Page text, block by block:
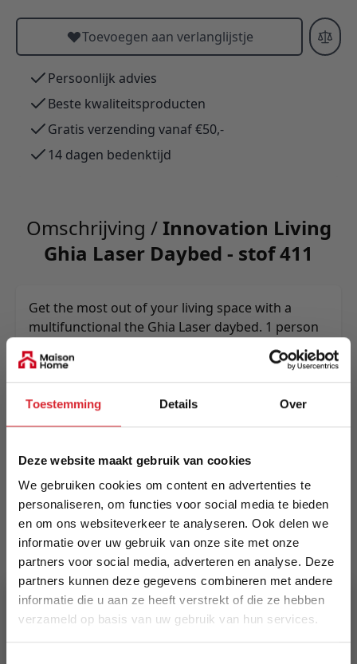
Toestemming Details Over
Deze website maakt gebruik van cookies
We gebruiken cookies om content en advertenties te
personaliseren, om functies voor social media te bieden
en om ons websiteverkeer te analyseren. Ook delen we
informatie over uw gebruik van onze site met onze
partners voor social media, adverteren en analyse. Deze
partners kunnen deze gegevens combineren met andere
informatie die u aan ze heeft verstrekt of die ze hebben
verzameld op basis van uw gebruik van hun services.
Toevoegen aan verlanglijstje
Persoonlijk advies
Beste kwaliteitsproducten
Gratis verzending vanaf €50,-
14 dagen bedenktijd
Omschrijving /Innovation Living
Ghia Laser Daybed - stof 411
Get the most out of your living space with a
multifunctional the Ghia Laser daybed. 1 person
seater, lounger or sleeper, 2 person seater or
lounger with arms or 3 person seater without
arms. Multifunctionality as it greatests.
Merk
Innovation Living
EAN
5700110946520
Prijs
€ 1.609,00